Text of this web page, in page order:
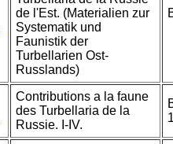
de l'Est. (Materialien zur
Systematik und
Faunistik der
Turbellarien Ost-
Russlands)
Contributions a la faune
des Turbellaria de la
Russie. I-IV.